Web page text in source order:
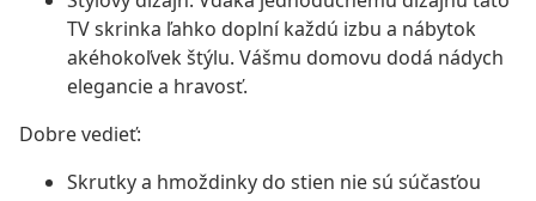
TV skrinka ľahko doplní každú izbu a nábytok
akéhokoľvek štýlu. Vášmu domovu dodá nádych
elegancie a hravosť.
Dobre vedieť:
Skrutky a hmoždinky do stien nie sú súčasťou